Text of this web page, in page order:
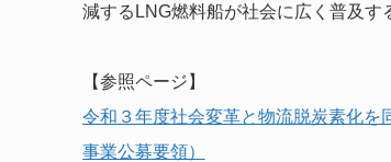
減するLNG燃料船が社会に広く普及す
【参照ページ】
令和３年度社会変革と物流脱炭素化を
事業公募要領）